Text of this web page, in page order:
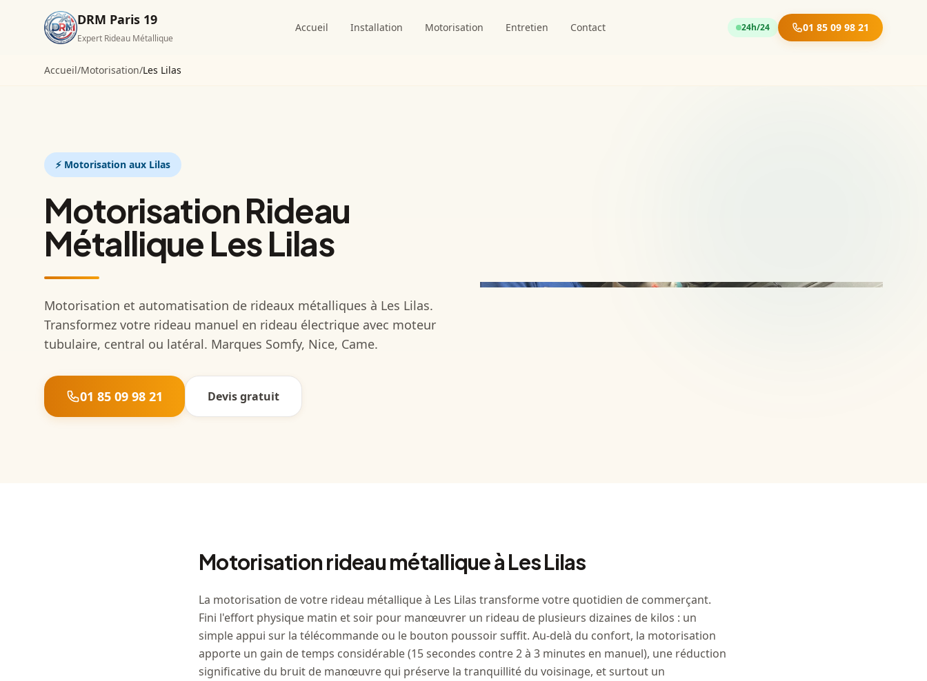
DRM Paris 19
Expert Rideau Métallique
Accueil Installation Motorisation Entretien Contact 24h/24 01 85 09 98 21
Accueil/Motorisation/Les Lilas
⚡ Motorisation aux Lilas
Motorisation Rideau
Métallique Les Lilas
Motorisation et automatisation de rideaux métalliques à Les Lilas.
Transformez votre rideau manuel en rideau électrique avec moteur
tubulaire, central ou latéral. Marques Somfy, Nice, Came.
01 85 09 98 21 Devis gratuit
Motorisation rideau métallique à Les Lilas
La motorisation de votre rideau métallique à Les Lilas transforme votre quotidien de commerçant.
Fini l'effort physique matin et soir pour manœuvrer un rideau de plusieurs dizaines de kilos : un
simple appui sur la télécommande ou le bouton poussoir suffit. Au-delà du confort, la motorisation
apporte un gain de temps considérable (15 secondes contre 2 à 3 minutes en manuel), une réduction
significative du bruit de manœuvre qui préserve la tranquillité du voisinage, et surtout un